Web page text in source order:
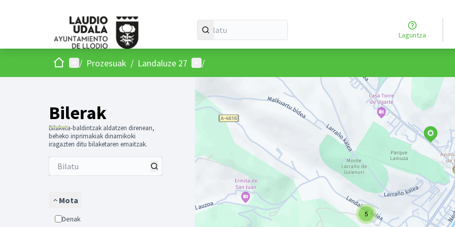
Laguntza
HasieraMenu nagusia
/ Prozesuak / Landaluze 27 Parte-hartzailearen menua
/
Bilerak
Bilaketa-baldintzak aldatzen direnean,
beheko inprimakiak dinamikoki
iragazten ditu bilaketaren emaitzak.
Mota
Denak
Hurrengo elementua orri honetako osagaiak mapan puntu gisa
5